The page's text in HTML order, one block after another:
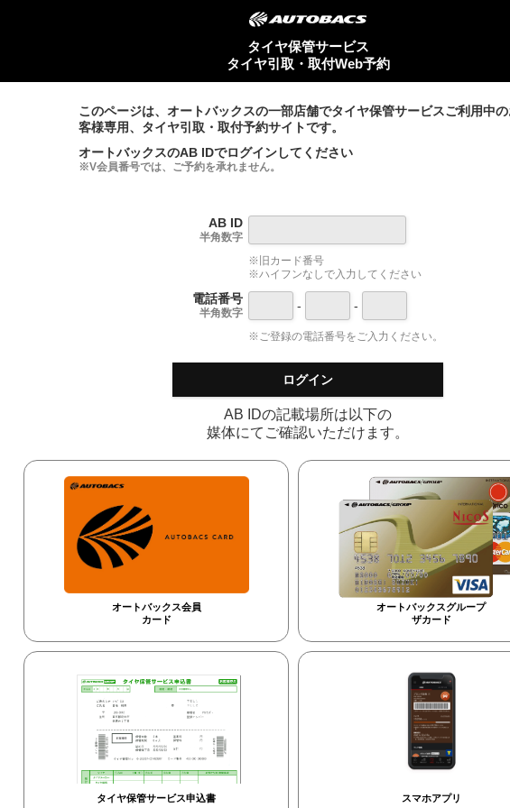
タイヤ保管サービス
タイヤ引取・取付Web予約
このページは、オートバックスの一部店舗でタイヤ保管サービスご利用中
客様専用、タイヤ引取・取付予約サイトです。
オートバックスのAB IDでログインしてください
※V会員番号では、ご予約を承れません。
AB ID
半角数字
※旧カード番号
※ハイフンなしで入力してください
電話番号
半角数字 - -
※ご登録の電話番号をご入力ください。
ログイン
AB IDの記載場所は以下の
媒体にてご確認いただけます。
オートバックス会員
カード
オートバックスグループ
ザカード
タイヤ保管サービス申込書 スマホアプリ